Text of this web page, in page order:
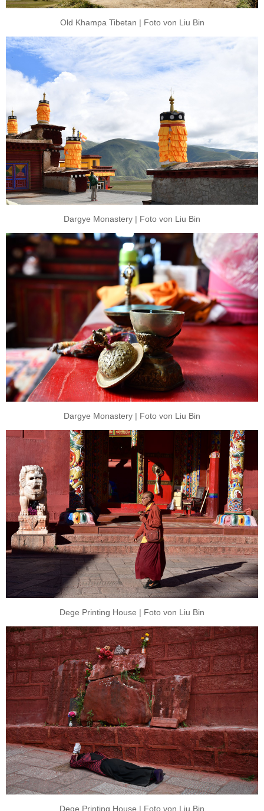
Old Khampa Tibetan | Foto von Liu Bin
Dargye Monastery | Foto von Liu Bin
Dargye Monastery | Foto von Liu Bin
Dege Printing House | Foto von Liu Bin
Dege Printing House | Foto von Liu Bin